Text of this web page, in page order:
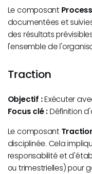
Le composant
documentées et
des résultats
l'ensemble de
Traction
Objectif :Exécuter
Focus clé :Définition
Le composant
disciplinée. Cela
responsabilité et
ou trimestrielles) pour